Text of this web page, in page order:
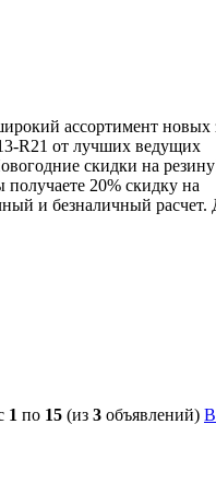
ассортимент новых
R21 от лучших ведущих
скидки на
20% скидку на
и безналичный расчет.
1 по 15 (из 3 объявлений)